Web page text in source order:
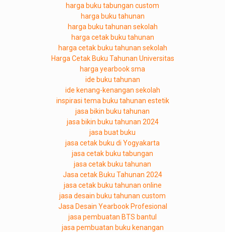
harga buku tabungan custom
harga buku tahunan
harga buku tahunan sekolah
harga cetak buku tahunan
harga cetak buku tahunan sekolah
Harga Cetak Buku Tahunan Universitas
harga yearbook sma
ide buku tahunan
ide kenang-kenangan sekolah
inspirasi tema buku tahunan estetik
jasa bikin buku tahunan
jasa bikin buku tahunan 2024
jasa buat buku
jasa cetak buku di Yogyakarta
jasa cetak buku tabungan
jasa cetak buku tahunan
Jasa cetak Buku Tahunan 2024
jasa cetak buku tahunan online
jasa desain buku tahunan custom
Jasa Desain Yearbook Profesional
jasa pembuatan BTS bantul
jasa pembuatan buku kenangan